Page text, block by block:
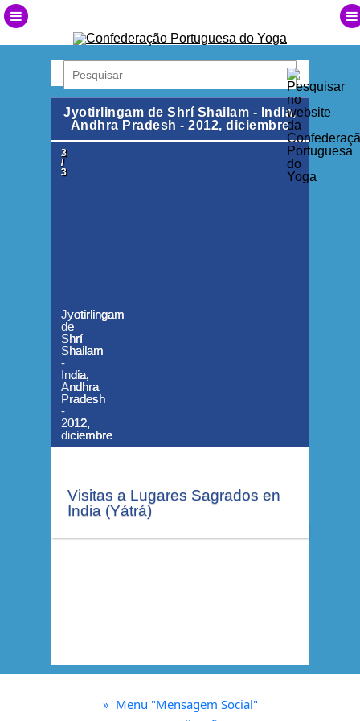
Jyotirlingam de Shrí Shailam - India,
Andhra Pradesh - 2012, diciembre
1
/
3
Jyotirlingam
de
Shrí
Shailam
-
India,
Andhra
Pradesh
-
2012,
diciembre
2
/
3
Jyotirlingam
de
Shrí
Shailam
-
India,
Andhra
Pradesh
-
2012,
diciembre
3
/
3
Jyotirlingam
de
Shrí
Shailam
-
India,
Andhra
Pradesh
-
2012,
diciembre
Visitas a Lugares Sagrados en
India (Yátrá)
» Menu "Mensagem Social"